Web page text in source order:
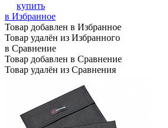
купить
в Избранное
Товар добавлен в Избранное
Товар удалён из Избранного
в Сравнение
Товар добавлен в Сравнение
Товар удалён из Сравнения